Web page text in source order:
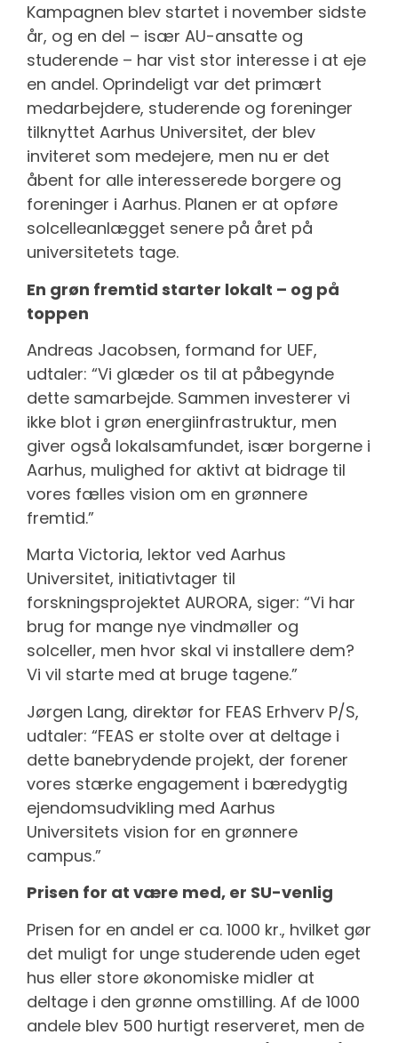
Kampagnen blev startet i november sidste
år, og en del – især AU-ansatte og
studerende – har vist stor interesse i at eje
en andel. Oprindeligt var det primært
medarbejdere, studerende og foreninger
tilknyttet Aarhus Universitet, der blev
inviteret som medejere, men nu er det
åbent for alle interesserede borgere og
foreninger i Aarhus. Planen er at opføre
solcelleanlægget senere på året på
universitetets tage.
En grøn fremtid starter lokalt – og på
toppen
Andreas Jacobsen, formand for UEF,
udtaler: “Vi glæder os til at påbegynde
dette samarbejde. Sammen investerer vi
ikke blot i grøn energiinfrastruktur, men
giver også lokalsamfundet, især borgerne i
Aarhus, mulighed for aktivt at bidrage til
vores fælles vision om en grønnere
fremtid.”
Marta Victoria, lektor ved Aarhus
Universitet, initiativtager til
forskningsprojektet AURORA, siger: “Vi har
brug for mange nye vindmøller og
solceller, men hvor skal vi installere dem?
Vi vil starte med at bruge tagene.”
Jørgen Lang, direktør for FEAS Erhverv P/S,
udtaler: “FEAS er stolte over at deltage i
dette banebrydende projekt, der forener
vores stærke engagement i bæredygtig
ejendomsudvikling med Aarhus
Universitets vision for en grønnere
campus.”
Prisen for at være med, er SU-venlig
Prisen for en andel er ca. 1000 kr., hvilket gør
det muligt for unge studerende uden eget
hus eller store økonomiske midler at
deltage i den grønne omstilling. Af de 1000
andele blev 500 hurtigt reserveret, men de